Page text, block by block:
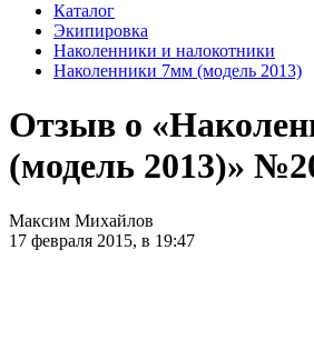
Каталог
Экипировка
Наколенники и налокотники
Наколенники 7мм (модель 2013)
Отзыв о
(модель 2013)»
Максим Михайлов
17 февраля 2015, в 19:47